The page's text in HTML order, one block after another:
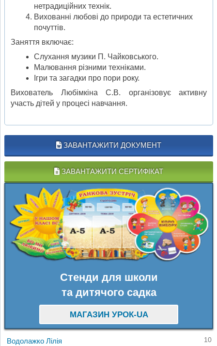
нетрадиційних технік.
Вихованні любові до природи та естетичних
почуттів.
Заняття включає:
Слухання музики П. Чайковського.
Малювання різними техніками.
Ігри та загадки про пори року.
Вихователь Любімкіна С.В. організовує активну
участь дітей у процесі навчання.
ЗАВАНТАЖИТИ ДОКУМЕНТ
ЗАВАНТАЖИТИ СЕРТИФІКАТ
Стенди для школи
та дитячого садка
МАГАЗИН УРОК-UA
Водолажко Лілія 10